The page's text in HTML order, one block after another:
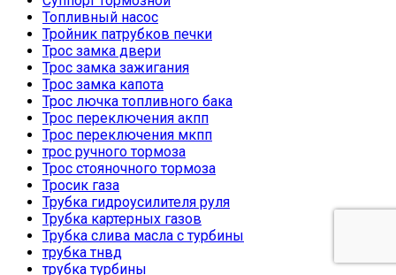
Топливный насос
Тройник патрубков печки
Трос замка двери
Трос замка зажигания
Трос замка капота
Трос лючка топливного бака
Трос переключения акпп
Трос переключения мкпп
трос ручного тормоза
Трос стояночного тормоза
Тросик газа
Трубка гидроусилителя руля
Трубка картерных газов
Трубка слива масла с турбины
трубка тнвд
трубка турбины